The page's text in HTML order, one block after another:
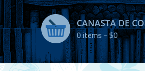
CANASTA DE
0items -$0